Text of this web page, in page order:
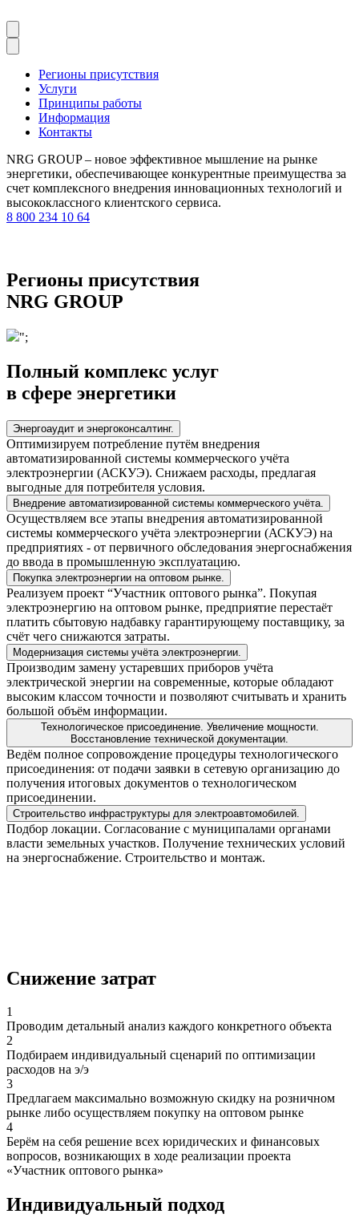
Регионы присутствия
Услуги
Принципы работы
Информация
Контакты
NRG GROUP – новое эффективное мышление на рынке
энергетики, обеспечивающее конкурентные преимущества за
счет комплексного внедрения инновационных технологий и
высококлассного клиентского сервиса.
8 800 234 10 64
Регионы присутствия
NRG GROUP
";
Полный комплекс услуг
в сфере энергетики
Энергоаудит и энергоконсалтинг.
Оптимизируем потребление путём внедрения
автоматизированной системы коммерческого учёта
электроэнергии (АСКУЭ). Снижаем расходы, предлагая
выгодные для потребителя условия.
Внедрение автоматизированной системы коммерческого учёта.
Осуществляем все этапы внедрения автоматизированной
системы коммерческого учёта электроэнергии (АСКУЭ) на
предприятиях - от первичного обследования энергоснабжения
до ввода в промышленную эксплуатацию.
Покупка электроэнергии на оптовом рынке.
Реализуем проект “Участник оптового рынка”. Покупая
электроэнергию на оптовом рынке, предприятие перестаёт
платить сбытовую надбавку гарантирующему поставщику, за
счёт чего снижаются затраты.
Модернизация системы учёта электроэнергии.
Производим замену устаревших приборов учёта
электрической энергии на современные, которые обладают
высоким классом точности и позволяют считывать и хранить
большой объём информации.
Технологическое присоединение. Увеличение мощности.
Восстановление технической документации.
Ведём полное сопровождение процедуры технологического
присоединения: от подачи заявки в сетевую организацию до
получения итоговых документов о технологическом
присоединении.
Строительство инфраструктуры для электроавтомобилей.
Подбор локации. Согласование с муниципалами органами
власти земельных участков. Получение технических условий
на энергоснабжение. Строительство и монтаж.
Снижение затрат
1
Проводим детальный анализ каждого конкретного объекта
2
Подбираем индивидуальный сценарий по оптимизации
расходов на э/э
3
Предлагаем максимально возможную скидку на розничном
рынке либо осуществляем покупку на оптовом рынке
4
Берём на себя решение всех юридических и финансовых
вопросов, возникающих в ходе реализации проекта
«Участник оптового рынка»
Индивидуальный подход